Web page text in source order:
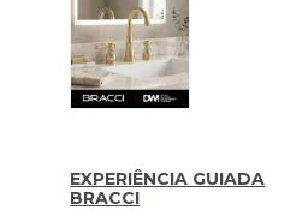
EXPERIÊNCIA GUIADA
BRACCI